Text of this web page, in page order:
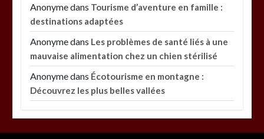
Anonymedans Tourisme d’aventure en famille :
destinations adaptées
Anonymedans Les problèmes de santé liés à une
mauvaise alimentation chez un chien stérilisé
Anonymedans Écotourisme en montagne :
Découvrez les plus belles vallées
Paysagiste à Sainte-Eulalie : ce qui sépare le bon